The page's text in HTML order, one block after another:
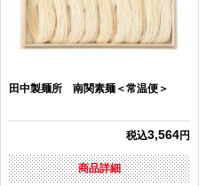
田中製麺所 南関素麺＜常温便＞
税込3,564円
商品詳細